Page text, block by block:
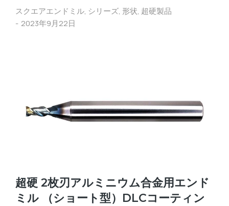
スクエアエンドミル, シリーズ, 形状, 超硬製品
2023年9月22日
超硬 2枚刃アルミニウム合金用エンド
ミル （ショート型）DLCコーティン